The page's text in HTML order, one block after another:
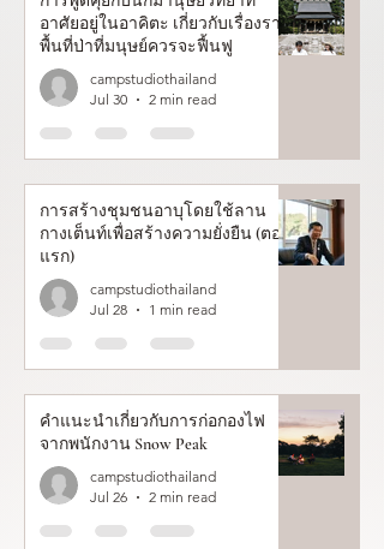
อาศัยอยู่ในอาคิตะ เกี่ยวกับเรื่องราว
พื้นที่ป่าที่มนุษย์ควรจะฟื้นฟู
campstudiothailand
Jul 30
2 min read
การสร้างชุมชนอาบุโดยใช้ลาน
กางเต็นท์เพื่อสร้างความยั่งยืน (ตอน
แรก)
campstudiothailand
Jul 28
1 min read
คำแนะนำเกี่ยวกับการก่อกองไฟ
จากพนักงาน Snow Peak
campstudiothailand
Jul 26
2 min read